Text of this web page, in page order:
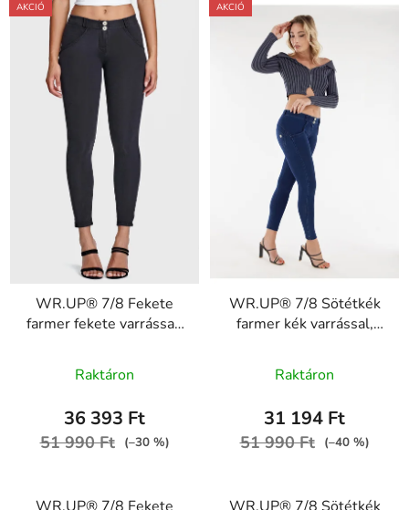
AKCIÓ
WR.UP® 7/8 Fekete
farmer fekete varrással,
WRUP4RC002ORG,
J7N
Raktáron
36 393 Ft
51 990 Ft (–30 %)
WR.UP® 7/8 Fekete
AKCIÓ
WR.UP® 7/8 Sötétkék
farmer kék varrással,
WRUP4RC002ORG,
J0Btermék
átlagos
értékelése
Raktáron
31 194 Ft
51 990 Ft (–40 %)
WR.UP® 7/8 Sötétkék